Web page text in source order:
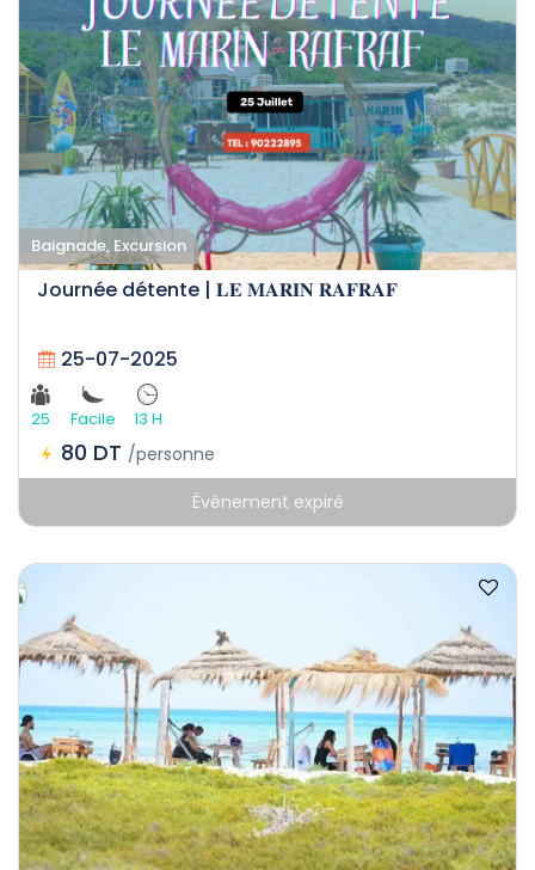
Baignade, Excursion
Journée détente | 𝐋𝐄 𝐌𝐀𝐑𝐈𝐍 𝐑𝐀𝐅𝐑𝐀𝐅
25-07-2025
25 Facile 13 H
80 DT /personne
Événement expiré